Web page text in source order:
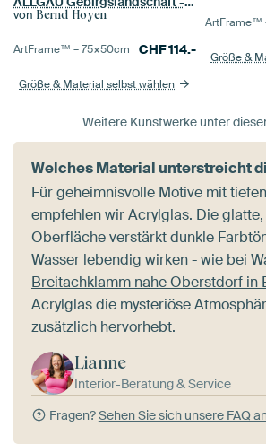
von Bernd Hoyen
ArtFrame™ –75×50cm CHF114.-
Größe & Material selbst wählen
ArtFrame™
Größe &
Weitere Kunstwerke unter
Welches Material unterstreicht
Für geheimnisvolle Motive mit
empfehlen wir Acrylglas. Die
Oberfläche verstärkt dunkle
Wasser lebendig wirken - wie bei
Breitachklamm nahe Oberstdorf in
Acrylglas die mysteriöse
zusätzlich hervorhebt.
Lianne
Interior-Beratung & Service
Fragen?Sehen Sie sich unsere FAQ